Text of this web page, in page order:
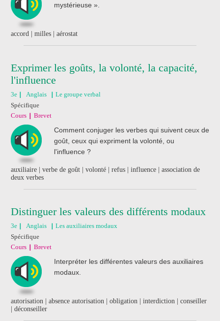
mystérieuse ».
accord | milles | aérostat
Exprimer les goûts, la volonté, la capacité,
l'influence
3e Anglais
Le groupe verbal
Spécifique
Cours
Brevet
Comment conjuger les verbes qui suivent ceux de
goût, ceux qui expriment la volonté, ou
l'influence ?
auxiliaire | verbe de goût | volonté | refus | influence | association de
deux verbes
Distinguer les valeurs des différents modaux
3e Anglais
Les auxiliaires modaux
Spécifique
Cours
Brevet
Interpréter les différentes valeurs des auxiliaires
modaux.
autorisation | absence autorisation | obligation | interdiction | conseiller
| déconseiller